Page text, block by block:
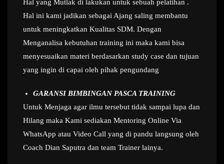
Hal yang Mutlak di lakukan untuk sebuah pelatihan .
Hal ini kami jadikan sebagai Ajang saling membantu
untuk meningkatkan Kualitas SDM. Dengan
Menganalisa kebutuhan training ini maka kami bisa
menyesuaikan materi berdasarkan study case dan tujuan
yang ingin di capai oleh pihak pengundang
GARANSI BIMBINGAN PASCA TRAINING
Untuk Menjaga agar ilmu tersebut tidak sampai lupa dan
Hilang maka Kami sediakan Mentoring Online Via
WhatsApp atau Video Call yang di pandu langsung oleh
Coach Dian Saputra dan team Trainer lainya.